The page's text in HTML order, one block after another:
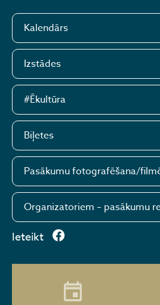
Kalendārs
Izstādes
#Ēkultūra
Biļetes
Pasākumu fotografēšana/
Organizatoriem – pasākumu
Ieteikt